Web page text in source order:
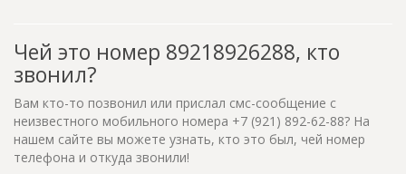
Чей это номер 89218926288, кто
звонил?
Вам кто-то позвонил или прислал смс-сообщение с
неизвестного мобильного номера +7 (921) 892-62-88? На
нашем сайте вы можете узнать, кто это был, чей номер
телефона и откуда звонили!